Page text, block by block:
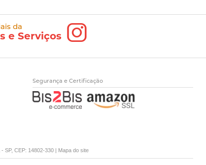
da
e Serviços
Segurança e Certificação
SP, CEP: 14802-330 | Mapa do site